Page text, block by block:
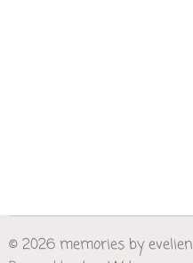
© 2026 memories by evelien